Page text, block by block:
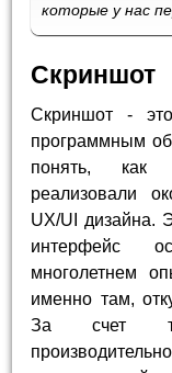
которые у нас
Скриншот
Скриншот -
программным
понять, как
реализовали
UX/UI дизайна.
интерфейс
многолетнем
именно там,
За счет